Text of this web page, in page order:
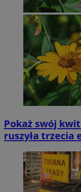
Pokaż swój
ruszyła trzecia